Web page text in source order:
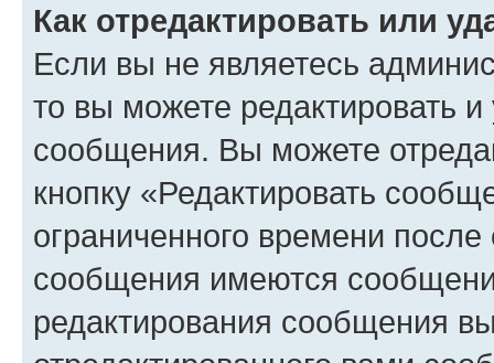
Как отредактировать или
Если вы не являетесь
то вы можете редактировать
сообщения. Вы можете
кнопку «Редактировать
ограниченного времени
сообщения имеются
редактирования сообщения